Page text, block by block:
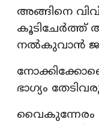
അങ്ങിനെ
കൂടിചേര്‍ത്ത്
നല്‍കുവാന്‍
ഭാഗ്യം
വൈകുന്നേരം